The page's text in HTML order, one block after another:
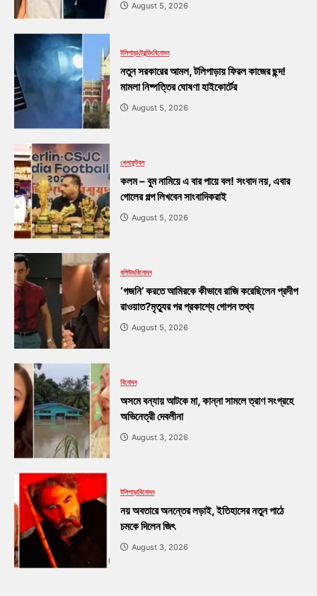
August 5, 2026
টলিপাড়াট্রেন্ডিংবিনোদন
নতুন সরকারের আমল, টলিপাড়ায় ফিরল কাজের ছন্দ!
মামলা নিষ্পত্তির ঘোষণা হাইকোর্টের
August 5, 2026
খেলাফুটবল
কলম – বুম নামিয়ে এ বার পায়ে বল! সংবাদ নয়, এবার
গোলের গল্প লিখবেন সাংবাদিকরাই
August 5, 2026
বলিউডবিনোদন
‘গজনি’ করতে আমিরকে কীভাবে রাজি করেছিলেন প্রদীপ
রাওয়াত?মৃত্যুর পর প্রকাশ্যে গোপন তথ্য
August 5, 2026
বিনোদন
অসমে বন্যায় আটকে মা, কান্না সামলে ত্রাণ সংগ্রহে
অভিনেত্রী দেবলীনা
August 3, 2026
টলিপাড়াবিনোদন
নয় অবতারে অনন্তের লড়াই, ইতিহাসের নতুন পাঠে
চমকে দিলেন জিৎ
August 3, 2026